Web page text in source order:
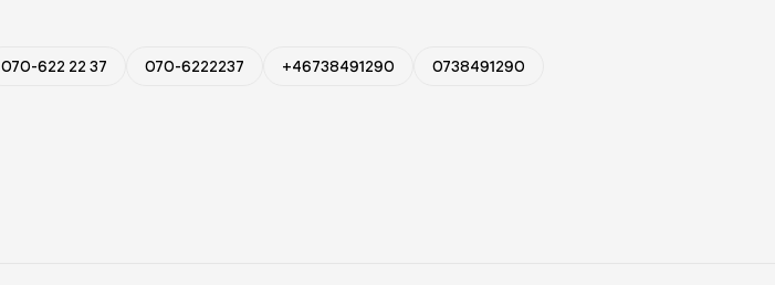
070-622 22 37 070-6222237 +46738491290
0738491290